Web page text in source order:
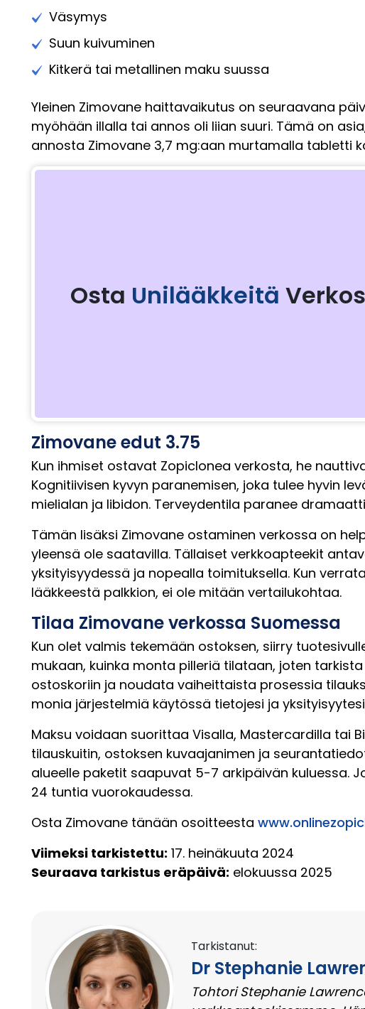
Väsymys
Suun kuivuminen
Kitkerä tai metallinen maku suussa
Yleinen Zimovane haittavaikutus on seuraavana
myöhään illalla tai annos oli liian suuri. Tämä on
annosta Zimovane 3,7 mg:aan murtamalla tabletti
Osta Unilääkkeitä
Zimovane edut 3.75
Kun ihmiset ostavat Zopiclonea verkosta, he
Kognitiivisen kyvyn paranemisen, joka tulee hyvin
mielialan ja libidon. Terveydentila paranee
Tämän lisäksi Zimovane ostaminen verkossa on
yleensä ole saatavilla. Tällaiset verkkoapteekit
yksityisyydessä ja nopealla toimituksella. Kun
lääkkeestä palkkion, ei ole mitään vertailukohtaa.
Tilaa Zimovane verkossa Suomessa
Kun olet valmis tekemään ostoksen, siirry
mukaan, kuinka monta pilleriä tilataan, joten
ostoskoriin ja noudata vaiheittaista prosessia
monia järjestelmiä käytössä tietojesi ja
Maksu voidaan suorittaa Visalla, Mastercardilla tai
tilauskuitin, ostoksen kuvaajanimen ja
alueelle paketit saapuvat 5-7 arkipäivän kuluessa.
24 tuntia vuorokaudessa.
Osta Zimovane tänään osoitteesta
Viimeksi tarkistettu: 17. heinäkuuta 2024
Seuraava tarkistus eräpäivä: elokuussa 2025
Tarkistanut:
Dr Stephanie
Tohtori Stephanie